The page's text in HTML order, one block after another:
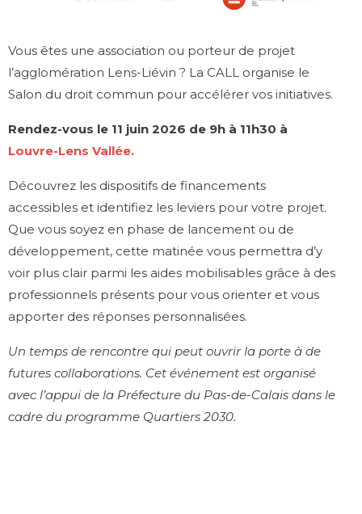
Vous êtes une association ou porteur de projet
l’agglomération Lens-Liévin ? La CALL organise le
Salon du droit commun pour accélérer vos initiatives.
Rendez-vous le 11 juin 2026 de 9h à 11h30 à
Louvre-Lens Vallée.
Découvrez les dispositifs de financements
accessibles et identifiez les leviers pour votre projet.
Que vous soyez en phase de lancement ou de
développement, cette matinée vous permettra d’y
voir plus clair parmi les aides mobilisables grâce à des
professionnels présents pour vous orienter et vous
apporter des réponses personnalisées.
Un temps de rencontre qui peut ouvrir la porte à de
futures collaborations. Cet événement est organisé
avec l’appui de la Préfecture du Pas-de-Calais dans le
cadre du programme Quartiers 2030.